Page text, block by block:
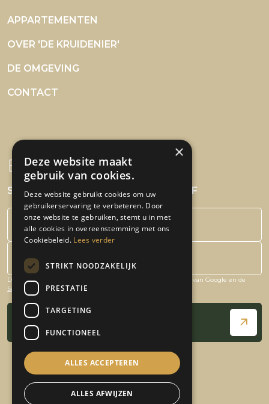
APPARTEMENTEN
OVER 'DE KRUIDENIER'
DE OMGEVING
CONTACT
Blijf op de hoogte!
SCHRIJF JE IN VOOR DE NIEUWSBRIEF
Bedrijfsnaam
Deze site is beschermd door reCAPTCHA en het
van Google en de
Servicevoorwaardenzijn van toepassing.
Schrijf je in!
© 2026 - De Kruidenier
×
Deze website maakt
gebruik van cookies.
Deze website gebruikt cookies om uw
gebruikerservaring te verbeteren. Door
onze website te gebruiken, stemt u in met
alle cookies in overeenstemming met ons
Cookiebeleid. Lees verder
STRIKT NOODZAKELIJK
PRESTATIE
TARGETING
FUNCTIONEEL
ALLES ACCEPTEREN
ALLES AFWIJZEN